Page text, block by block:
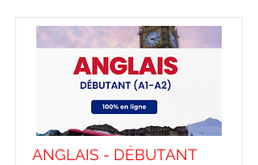
ANGLAIS - DÉBUTANT